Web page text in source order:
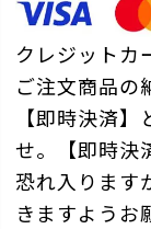
クレジットカ
ご注文商品の
【即時決済
せ。【即時決
恐れ入ります
きますようお